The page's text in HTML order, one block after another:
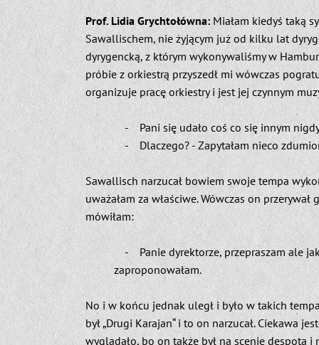
Prof. Lidia Grychtołówna:Miałam kiedyś taką
Sawallischem, nie żyjącym już od kilku lat
dyrygencką, z którym wykonywaliśmy w
próbie z orkiestrą przyszedł mi wówczas
organizuje pracę orkiestry i jest jej czynnym
- Pani się udało coś co się innym
- Dlaczego? - Zapytałam nieco
Sawallisch narzucał bowiem swoje tempa
uważałam za właściwe. Wówczas on
mówiłam:
- Panie dyrektorze, przepraszam ale
zaproponowałam.
No i w końcu jednak uległ i było w takich
był „Drugi Karajan“ i to on narzucał. Ciekawa
wyglądało, bo on także był na scenie despotą